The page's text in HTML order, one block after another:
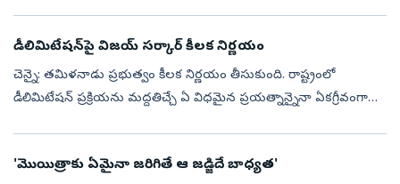
డీలిమిటేషన్‌పై విజయ్‌ సర్కార్‌ కీలక నిర్ణయం
చెన్నై: తమిళనాడు ప్రభుత్వం కీలక నిర్ణయం తీసుకుంది. రాష్ట్రంలో
డీలిమిటేషన్ ప్రక్రియను మద్దతిచ్చే ఏ విధమైన ప్రయత్నాన్నైనా ఏకగ్రీవంగా
'మొయిత్రాకు ఏమైనా జ‌రిగితే ఆ జ‌డ్జిదే బాధ్య‌త‌'